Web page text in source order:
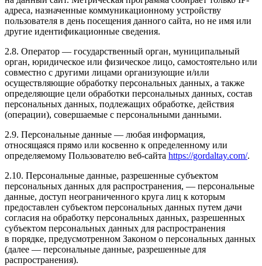
адреса, назначенные коммуникационному устройству
пользователя в день посещения данного сайта, но не имя или
другие идентификационные сведения.
2.8. Оператор — государственный орган, муниципальный
орган, юридическое или физическое лицо, самостоятельно или
совместно с другими лицами организующие и/или
осуществляющие обработку персональных данных, а также
определяющие цели обработки персональных данных, состав
персональных данных, подлежащих обработке, действия
(операции), совершаемые с персональными данными.
2.9. Персональные данные — любая информация,
относящаяся прямо или косвенно к определенному или
определяемому Пользователю веб-сайта https://gordaltay.com/.
2.10. Персональные данные, разрешенные субъектом
персональных данных для распространения, — персональные
данные, доступ неограниченного круга лиц к которым
предоставлен субъектом персональных данных путем дачи
согласия на обработку персональных данных, разрешенных
субъектом персональных данных для распространения
в порядке, предусмотренном Законом о персональных данных
(далее — персональные данные, разрешенные для
распространения).